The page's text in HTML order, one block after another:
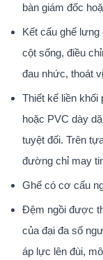
bàn giám đốc
Kết cấu ghế lưng
cột sống, điều
đau nhức, thoát
Thiết kế liền khối
hoặc PVC dày
tuyệt đối. Trên
đường chỉ may
Ghế có cơ cấu
Đệm ngồi được
của đại đa số
áp lực lên đùi,